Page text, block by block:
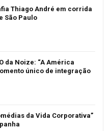
Thiago André em corrida
São Paulo
da Noize: “A América
único de integração
da Vida Corporativa”